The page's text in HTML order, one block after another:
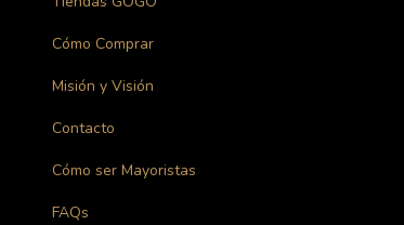
Cómo Comprar
Misión y Visión
Contacto
Cómo ser Mayoristas
FAQs